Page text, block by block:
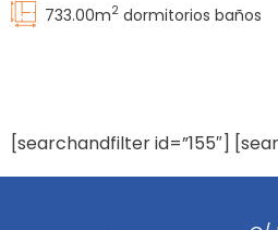
733.00m2 dormitorios baños
[searchandfilter id=”155″]